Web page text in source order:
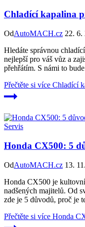
Chladící kapalina
OdAutoMACH.cz 22. 6.
Hledáte správnou
nejlepší pro váš vůz a
přehřátím. S námi to
Přečtěte si více Chladící
Servis
Honda CX500: 5
OdAutoMACH.cz 13.
Honda CX500 je
nadšených majitelů. Od
zde je 5 důvodů, proč je
Přečtěte si více Honda